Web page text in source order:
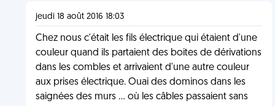
jeudi 18 août 2016 18:03
Chez nous c'était les fils électrique qui étaient d'une
couleur quand ils partaient des boites de dérivations
dans les combles et arrivaient d'une autre couleur
aux prises électrique. Ouai des dominos dans les
saignées des murs ... où les câbles passaient sans